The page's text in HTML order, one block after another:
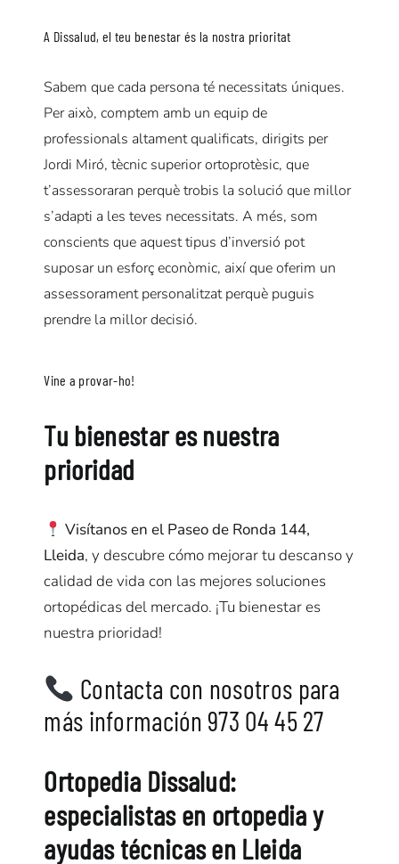
A Dissalud, el teu benestar és la nostra prioritat
Sabem que cada persona té necessitats úniques.
Per això, comptem amb un equip de
professionals altament qualificats, dirigits per
Jordi Miró, tècnic superior ortoprotèsic, que
t’assessoraran perquè trobis la solució que millor
s’adapti a les teves necessitats. A més, som
conscients que aquest tipus d’inversió pot
suposar un esforç econòmic, així que oferim un
assessorament personalitzat perquè puguis
prendre la millor decisió.
Vine a provar-ho!
Tu bienestar es nuestra
prioridad
Visítanos en el Paseo de Ronda 144,
Lleida, y descubre cómo mejorar tu descanso y
calidad de vida con las mejores soluciones
ortopédicas del mercado. ¡Tu bienestar es
nuestra prioridad!
Contacta con nosotros para
más información 973 04 45 27
Ortopedia Dissalud:
especialistas en ortopedia y
ayudas técnicas en Lleida